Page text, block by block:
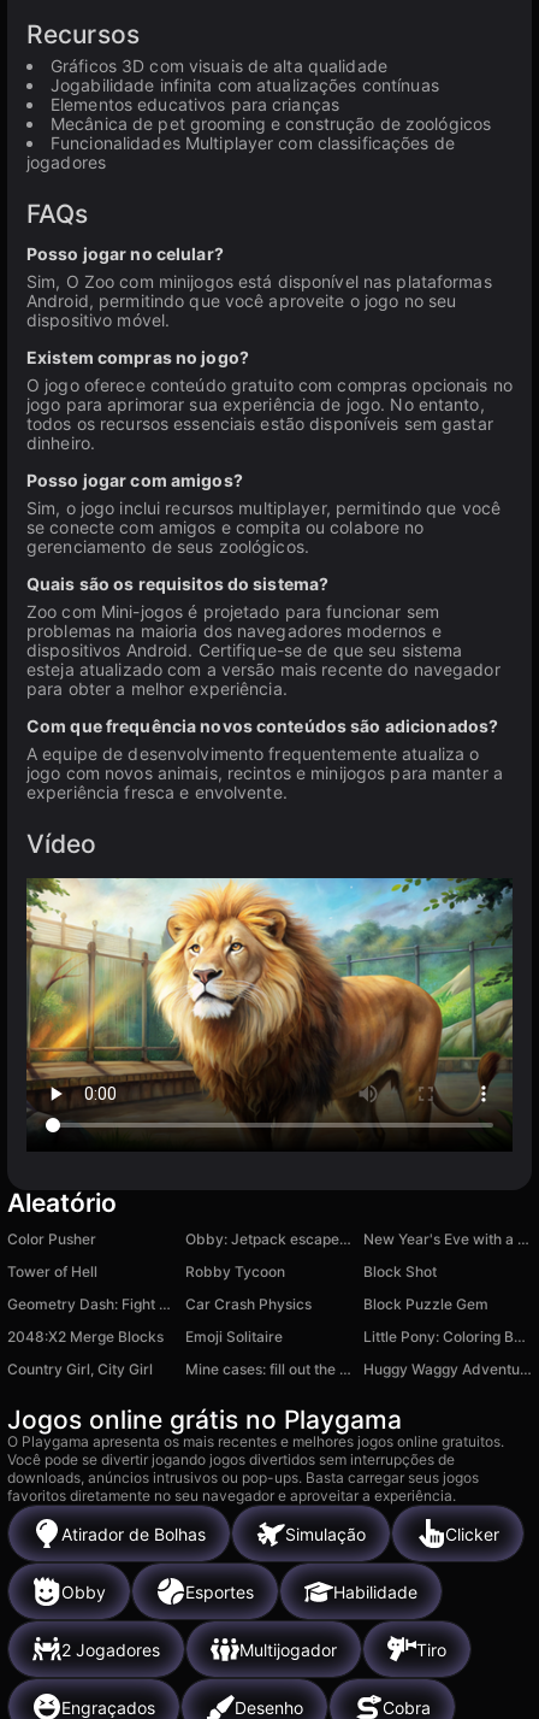
Recursos
Gráficos 3D com visuais de alta qualidade
Jogabilidade infinita com atualizações contínuas
Elementos educativos para crianças
Mecânica de pet grooming e construção de zoológicos
Funcionalidades Multiplayer com classificações de
jogadores
FAQs
Posso jogar no celular?
Sim, O Zoo com minijogos está disponível nas plataformas
Android, permitindo que você aproveite o jogo no seu
dispositivo móvel.
Existem compras no jogo?
O jogo oferece conteúdo gratuito com compras opcionais no
jogo para aprimorar sua experiência de jogo. No entanto,
todos os recursos essenciais estão disponíveis sem gastar
dinheiro.
Posso jogar com amigos?
Sim, o jogo inclui recursos multiplayer, permitindo que você
se conecte com amigos e compita ou colabore no
gerenciamento de seus zoológicos.
Quais são os requisitos do sistema?
Zoo com Mini-jogos é projetado para funcionar sem
problemas na maioria dos navegadores modernos e
dispositivos Android. Certifique-se de que seu sistema
esteja atualizado com a versão mais recente do navegador
para obter a melhor experiência.
Com que frequência novos conteúdos são adicionados?
A equipe de desenvolvimento frequentemente atualiza o
jogo com novos animais, recintos e minijogos para manter a
experiência fresca e envolvente.
Vídeo
Aleatório
Color Pusher Obby: Jetpack escape! +1 speed
New Year's Eve with a monster
Tower of Hell
Robby Tycoon
Block Shot
Geometry Dash: Fight with Brainrot!
Car Crash Physics
Block Puzzle Gem
2048:X2 Merge Blocks
Emoji Solitaire
Little Pony: Coloring Book
Country Girl, City Girl
Mine cases: fill out the Skyblock! Huggy Waggy Adventure
Jogos online grátis no Playgama
O Playgama apresenta os mais recentes e melhores jogos online gratuitos.
Você pode se divertir jogando jogos divertidos sem interrupções de
downloads, anúncios intrusivos ou pop-ups. Basta carregar seus jogos
favoritos diretamente no seu navegador e aproveitar a experiência.
Atirador de Bolhas Simulação Clicker
Obby Esportes Habilidade
2 Jogadores Multijogador Tiro
Engraçados Desenho Cobra